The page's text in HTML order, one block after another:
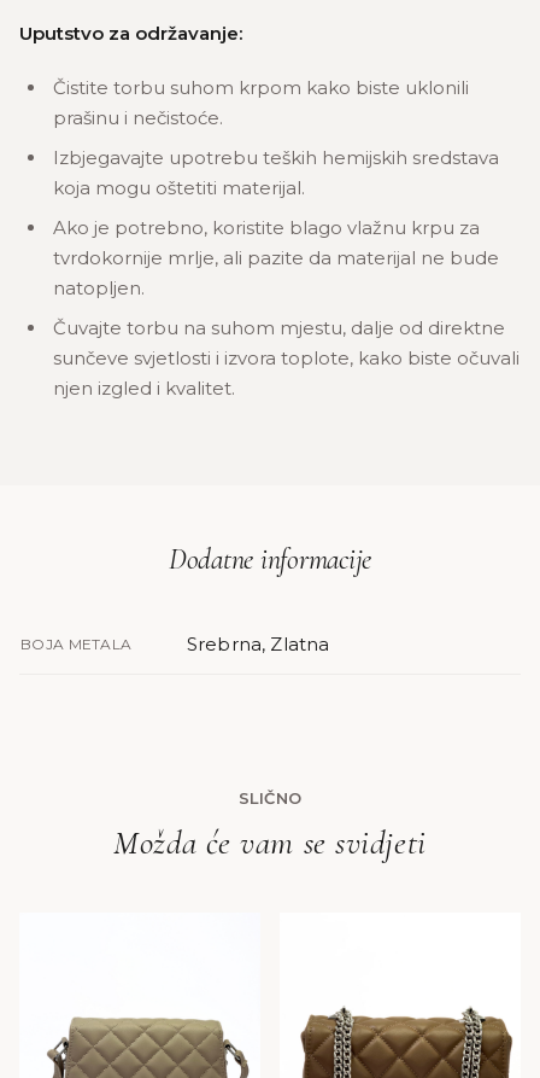
Uputstvo za održavanje:
Čistite torbu suhom krpom kako biste uklonili
prašinu i nečistoće.
Izbjegavajte upotrebu teških hemijskih sredstava
koja mogu oštetiti materijal.
Ako je potrebno, koristite blago vlažnu krpu za
tvrdokornije mrlje, ali pazite da materijal ne bude
natopljen.
Čuvajte torbu na suhom mjestu, dalje od direktne
sunčeve svjetlosti i izvora toplote, kako biste očuvali
njen izgled i kvalitet.
Dodatne informacije
BOJA METALA Srebrna, Zlatna
SLIČNO
Možda će vam se svidjeti